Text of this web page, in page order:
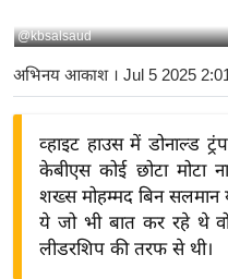
य
बि
ज़
द्यो
@kbsalsaud
अभिनय आकाश। Jul 5 2025
व्हाइट हाउस में डोनाल्ड
केबीएस कोई छोटा मोटा
शख्स मोहम्मद बिन सलमान
ये जो भी बात कर रहे थे
लीडरशिप की तरफ से थी।